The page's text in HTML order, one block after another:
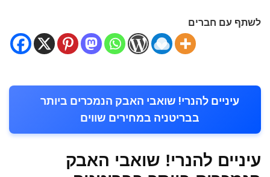
לשתף עם חברים
עיניים להנרי! שואבי האבק הנמכרים ביותר
בבריטניה במחירים שווים
עיניים להנרי! שואבי האבק